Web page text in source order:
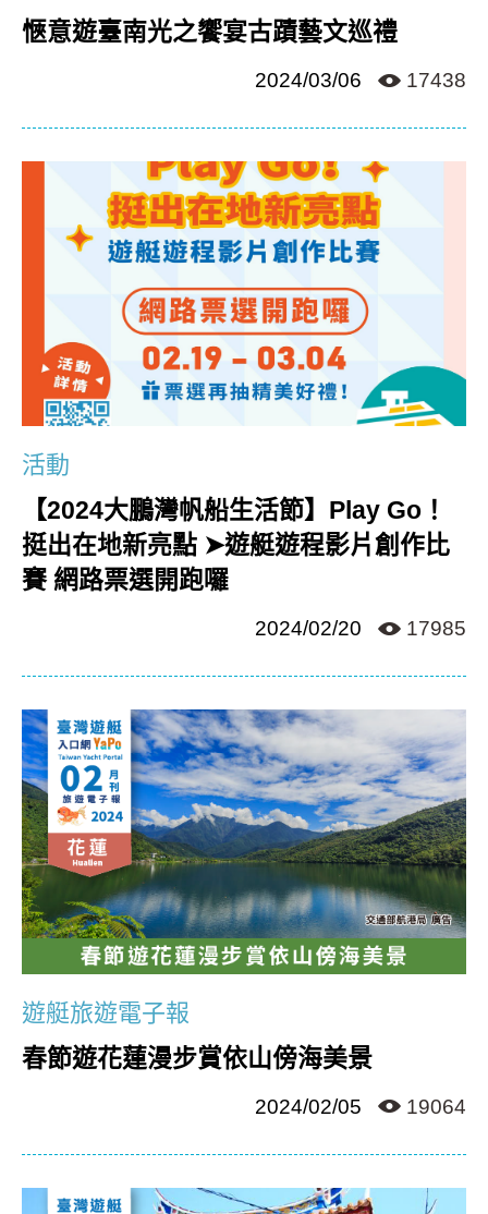
愜意遊臺南光之饗宴古蹟藝文巡禮
2024/03/06 17438
活動
【2024大鵬灣帆船生活節】Play Go！
挺出在地新亮點 ➤遊艇遊程影片創作比
賽 網路票選開跑囉
2024/02/20 17985
遊艇旅遊電子報
春節遊花蓮漫步賞依山傍海美景
2024/02/05 19064